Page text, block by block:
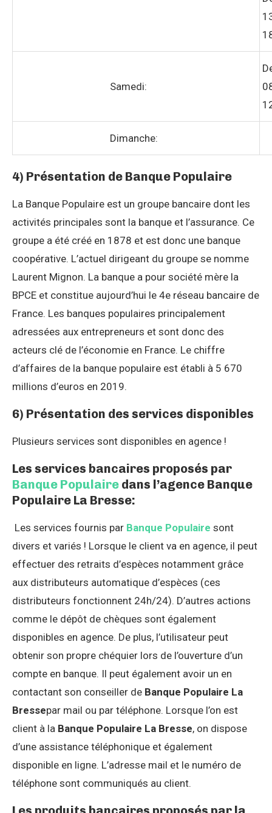
Samedi:
Dimanche:
4) Présentation de Banque Populaire
La Banque Populaire est un groupe bancaire dont les
activités principales sont la banque et l’assurance. Ce
groupe a été créé en 1878 et est donc une banque
coopérative. L’actuel dirigeant du groupe se nomme
Laurent Mignon. La banque a pour société mère la
BPCE et constitue aujourd’hui le 4e réseau bancaire de
France. Les banques populaires principalement
adressées aux entrepreneurs et sont donc des
acteurs clé de l’économie en France. Le chiffre
d’affaires de la banque populaire est établi à 5 670
millions d’euros en 2019.
6) Présentation des services disponibles
Plusieurs services sont disponibles en agence !
Les services bancaires proposés par
Banque Populaire dans l’agence Banque
Populaire La Bresse:
Les services fournis par Banque Populaire sont
divers et variés ! Lorsque le client va en agence, il peut
effectuer des retraits d’espèces notamment grâce
aux distributeurs automatique d’espèces (ces
distributeurs fonctionnent 24h/24). D’autres actions
comme le dépôt de chèques sont également
disponibles en agence. De plus, l’utilisateur peut
obtenir son propre chéquier lors de l’ouverture d’un
compte en banque. Il peut également avoir un en
contactant son conseiller de Banque Populaire La
Bressepar mail ou par téléphone. Lorsque l’on est
client à la Banque Populaire La Bresse, on dispose
d’une assistance téléphonique et également
disponible en ligne. L’adresse mail et le numéro de
téléphone sont communiqués au client.